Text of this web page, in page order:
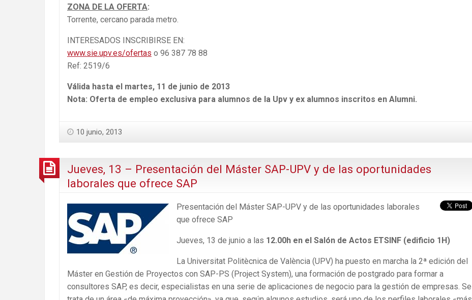
ZONA DE LA OFERTA:
Torrente, cercano parada metro.
INTERESADOS INSCRIBIRSE EN:
www.sie.upv.es/ofertas o 96 387 78 88
Ref: 2519/6
Válida hasta el martes, 11 de junio de 2013
Nota: Oferta de empleo exclusiva para alumnos de la Upv y ex alumnos inscritos en Alumni.
10 junio, 2013
Jueves, 13 – Presentación del Máster SAP-UPV y de las oportunidades
laborales que ofrece SAP
Presentación del Máster SAP-UPV y de las oportunidades laborales
que ofrece SAP
Jueves, 13 de junio a las 12.00h en el Salón de Actos ETSINF (edificio 1H)
La Universitat Politècnica de València (UPV) ha puesto en marcha la 2ª edición del
Máster en Gestión de Proyectos con SAP-PS (Project System), una formación de postgrado para formar a
consultores SAP, es decir, especialistas en una serie de aplicaciones de negocio para la gestión de empresas. Se